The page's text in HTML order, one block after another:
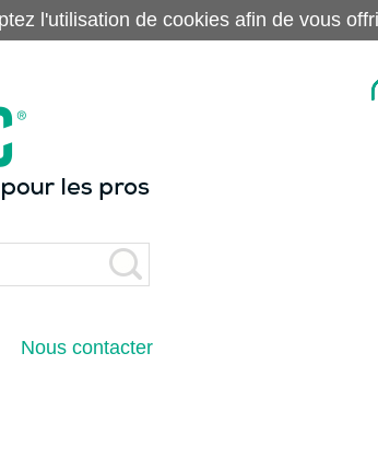
Nous contacter
l'utilisation de cookies afin de vous